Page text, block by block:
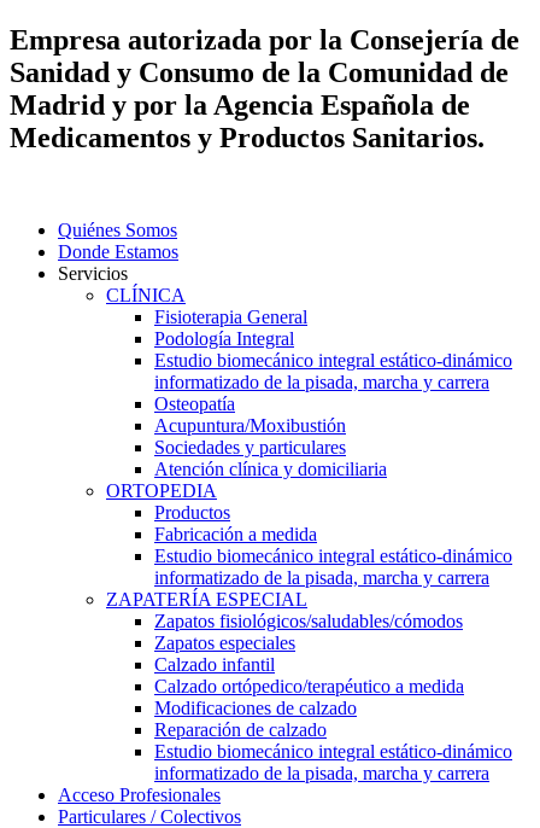
Empresa autorizada por la Consejería de
Sanidad y Consumo de la Comunidad de
Madrid y por la Agencia Española de
Medicamentos y Productos Sanitarios.
Quiénes Somos
Donde Estamos
Servicios
CLÍNICA
Fisioterapia General
Podología Integral
Estudio biomecánico integral estático-dinámico
informatizado de la pisada, marcha y carrera
Osteopatía
Acupuntura/Moxibustión
Sociedades y particulares
Atención clínica y domiciliaria
ORTOPEDIA
Productos
Fabricación a medida
Estudio biomecánico integral estático-dinámico
informatizado de la pisada, marcha y carrera
ZAPATERÍA ESPECIAL
Zapatos fisiológicos/saludables/cómodos
Zapatos especiales
Calzado infantil
Calzado ortópedico/terapéutico a medida
Modificaciones de calzado
Reparación de calzado
Estudio biomecánico integral estático-dinámico
informatizado de la pisada, marcha y carrera
Acceso Profesionales
Particulares / Colectivos